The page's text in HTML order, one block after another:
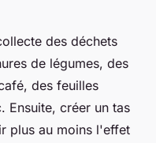
des déchets
de légumes, des
des feuilles
Ensuite, créer un tas
plus au moins l'effet